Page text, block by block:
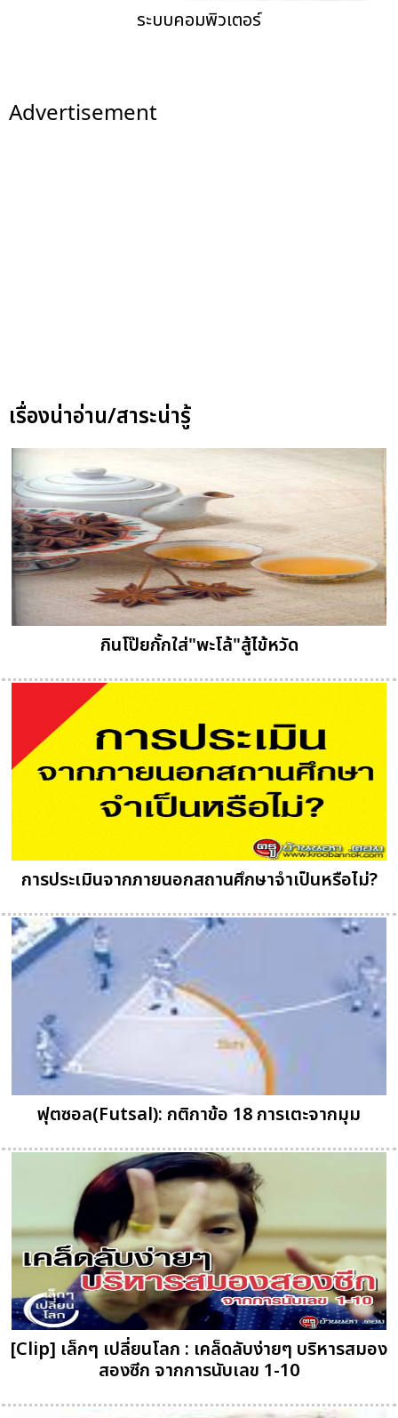
ระบบคอมพิวเตอร์
Advertisement
เรื่องน่าอ่าน/สาระน่ารู้
กินโป๊ยกั้กใส่"พะโล้"สู้ไข้หวัด
การประเมินจากภายนอกสถานศึกษาจำเป็นหรือไม่?
ฟุตซอล(Futsal): กติกาข้อ 18 การเตะจากมุม
[Clip] เล็กๆ เปลี่ยนโลก : เคล็ดลับง่ายๆ บริหารสมอง
สองซีก จากการนับเลข 1-10